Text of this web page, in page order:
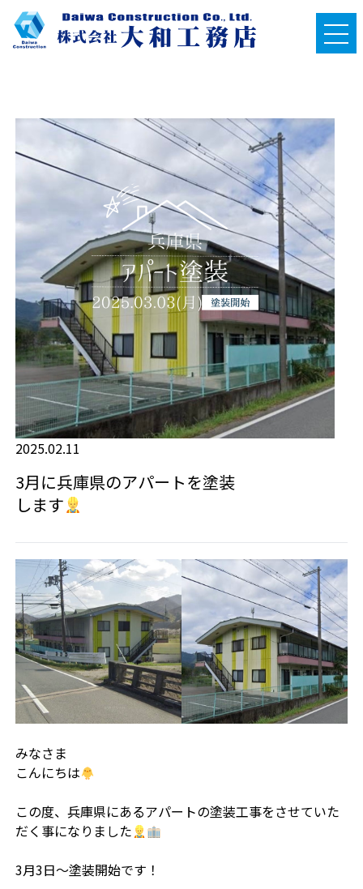
2025.02.11
3月に兵庫県のアパートを塗装
します
みなさま
こんにちは
この度、兵庫県にあるアパートの塗装工事をさせていた
だく事になりました
3月3日〜塗装開始です！